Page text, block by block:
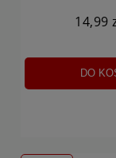
14,99
DO